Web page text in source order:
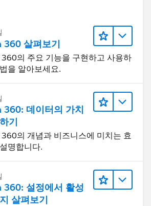
360 살펴보기
의 주요 기능을 구현하고 사용하
을 알아보세요.
360: 데이터의 가치
기
의 개념과 비즈니스에 미치는 효
명합니다.
360: 설정에서 활성
살펴보기